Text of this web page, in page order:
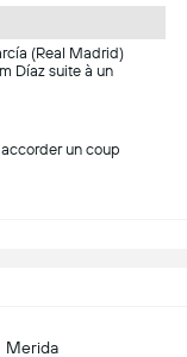
(Real Madrid)
Díaz suite à un
un coup
Merida